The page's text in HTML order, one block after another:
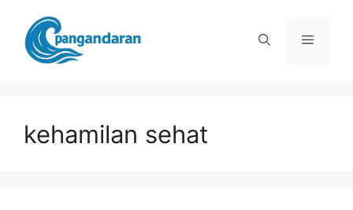
Menu
kehamilan sehat